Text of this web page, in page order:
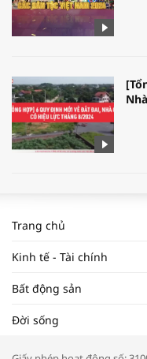
Trang chủ
Kinh tế - Tài chính
Bất động sản
Đời sống